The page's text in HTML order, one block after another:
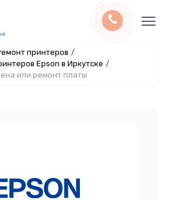
принтеров /
Epson в Иркутске /
или ремонт платы